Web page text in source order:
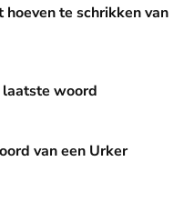
van Kruisigem
te schrikken van
woord
viskotter
van een Urker